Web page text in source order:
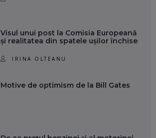
Visul unui post la Comisia Europeană
și realitatea din spatele ușilor închise
IRINA OLTEANU
Motive de optimism de la Bill Gates